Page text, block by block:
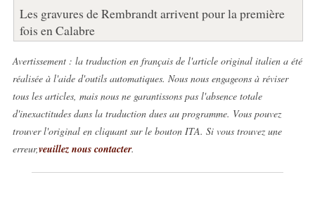
Les gravures de Rembrandt arrivent pour la première
fois en Calabre
Avertissement : la traduction en français de l'article original italien a été
réalisée à l'aide d'outils automatiques. Nous nous engageons à réviser
tous les articles, mais nous ne garantissons pas l'absence totale
d'inexactitudes dans la traduction dues au programme. Vous pouvez
trouver l'original en cliquant sur le bouton ITA. Si vous trouvez une
erreur,veuillez nous contacter.